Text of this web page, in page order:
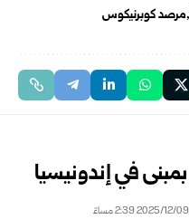
مرصد كوبرنيكوس